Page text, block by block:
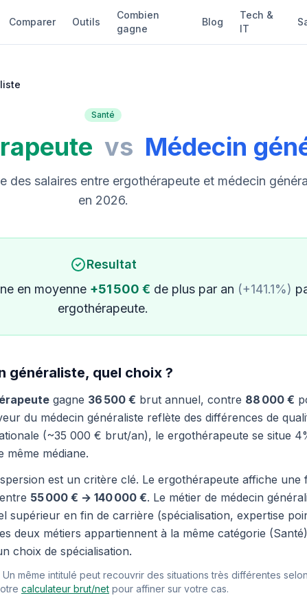
Comparer Outils
Combien
gagne
Blog
Tech &
IT
Santé
vs Médecin
des salaires entre ergothérapeute et médecin
en 2026.
Resultat
en moyenne +51 500 € de plus par an (+141.1%)
ergothérapeute.
généraliste, quel choix ?
gagne 36 500 € brut annuel, contre 88 000 €
du médecin généraliste reflète des différences de
(~35 000 € brut/an), le ergothérapeute se situe
même médiane.
est un critère clé. Le ergothérapeute affiche une
55 000 € → 140 000 €. Le métier de médecin
supérieur en fin de carrière (spécialisation, expertise
deux métiers appartiennent à la même catégorie
choix de spécialisation.
même intitulé peut recouvrir des situations très différentes
calculateur brut/net pour affiner sur votre cas.